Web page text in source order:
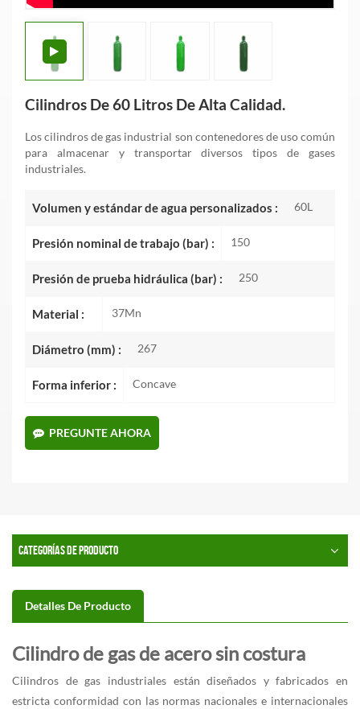
Cilindros De 60 Litros De Alta Calidad.
Los cilindros de gas industrial son contenedores de uso común
para almacenar y transportar diversos tipos de gases
industriales.
Volumen y estándar de agua personalizados : 60L
Presión nominal de trabajo (bar) : 150
Presión de prueba hidráulica (bar) : 250
Material : 37Mn
Diámetro (mm) : 267
Forma inferior : Concave
PREGUNTE AHORA
CATEGORÍAS DE PRODUCTO
Detalles De Producto
Cilindro de gas de acero sin costura
Cilindros de gas industrialesestán diseñados y fabricados en
estricta conformidad con las normas nacionales e internacionales